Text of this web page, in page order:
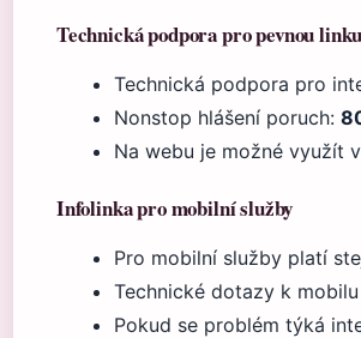
Technická podpora pro pevnou
Technická podpora pro
Nonstop hlášení poruch:
Na webu je možné využít
Infolinka pro mobilní služby
Pro mobilní služby platí
Technické dotazy k
Pokud se problém týká